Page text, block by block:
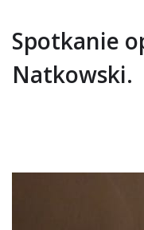
Spotkanie
Natkowski.